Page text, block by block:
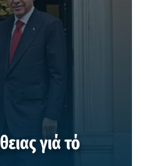
γιά τό